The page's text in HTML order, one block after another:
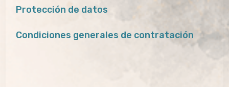
Protección de datos
Condiciones generales de contratación